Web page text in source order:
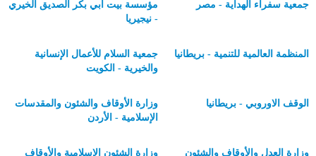
جمعية سفراء الهداية - مصر
مؤسسة بيت أبي بكر الصديق الخيري
- نيجيريا
المنظمة العالمية للتنمية - بريطانيا
جمعية السلام للأعمال الإنسانية
والخيرية - الكويت
الوقف الاوروبي - بريطانيا
وزارة الأوقاف والشئون والمقدسات
الإسلامية - الأردن
وزارة العدل والأوقاف والشئون
وزارة الشئون الإسلامية والأوقاف